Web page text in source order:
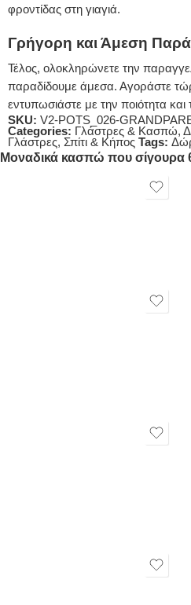
φροντίδας στη γιαγιά.
Γρήγορη και Άμεση
Τέλος, ολοκληρώνετε την
παραδίδουμε άμεσα. Αγοράστε
εντυπωσιάστε με την ποιότητα
SKU: V2-POTS_026-
Categories: Γλάστρες & Κασπώ,
Γλάστρες, Σπίτι & Κήπος Tags:
Μοναδικά κασπώ που σίγουρα